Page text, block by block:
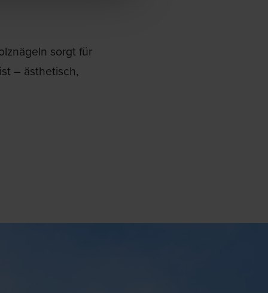
sorgt für
– ästhetisch,